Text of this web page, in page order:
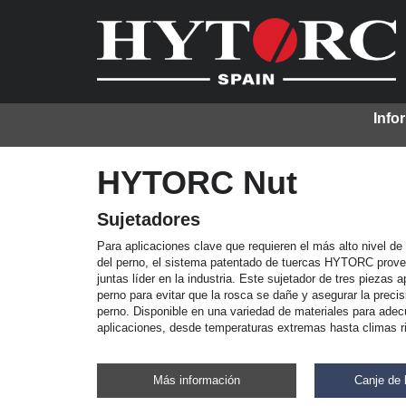
HYTORC Nut
Sujetadores
Para aplicaciones clave que requieren el más alto nivel
del perno, el sistema patentado de tuercas HYTORC
juntas líder en la industria. Este sujetador de tres piezas
perno para evitar que la rosca se dañe y asegurar la
perno. Disponible en una variedad de materiales para
aplicaciones, desde temperaturas extremas hasta climas
Más información Canje de